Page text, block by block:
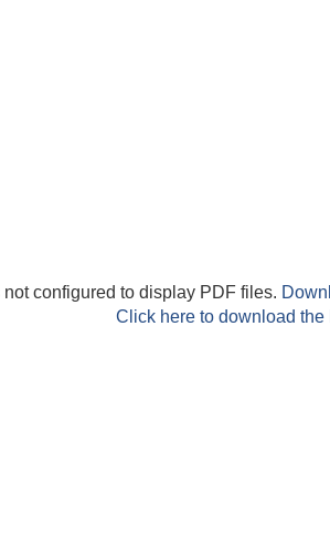
configured to display PDF files.
Click here to download the